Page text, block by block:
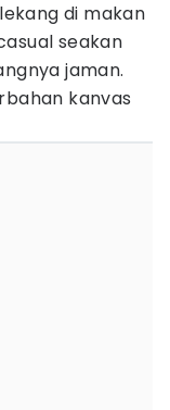
di makan
seakan
jaman.
kanvas